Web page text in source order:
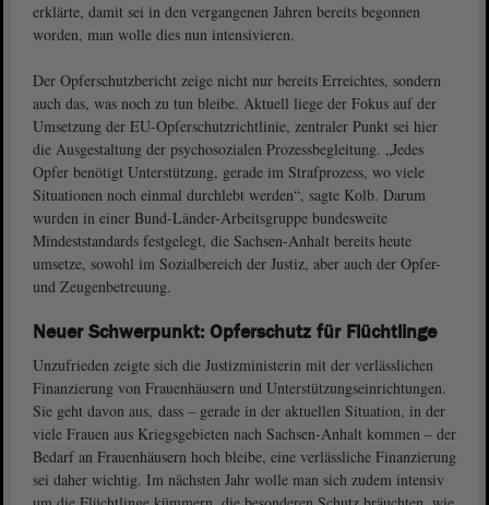
erklärte, damit sei in den vergangenen Jahren bereits begonnen
worden, man wolle dies nun intensivieren.
Der Opferschutzbericht zeige nicht nur bereits Erreichtes, sondern
auch das, was noch zu tun bleibe. Aktuell liege der Fokus auf der
Umsetzung der EU-Opferschutzrichtlinie, zentraler Punkt sei hier
die Ausgestaltung der psychosozialen Prozessbegleitung. „Jedes
Opfer benötigt Unterstützung, gerade im Strafprozess, wo viele
Situationen noch einmal durchlebt werden“, sagte Kolb. Darum
wurden in einer Bund-Länder-Arbeitsgruppe bundesweite
Mindeststandards festgelegt, die Sachsen-Anhalt bereits heute
umsetze, sowohl im Sozialbereich der Justiz, aber auch der Opfer-
und Zeugenbetreuung.
Neuer Schwerpunkt: Opferschutz für Flüchtlinge
Unzufrieden zeigte sich die Justizministerin mit der verlässlichen
Finanzierung von Frauenhäusern und Unterstützungseinrichtungen.
Sie geht davon aus, dass – gerade in der aktuellen Situation, in der
viele Frauen aus Kriegsgebieten nach Sachsen-Anhalt kommen – der
Bedarf an Frauenhäusern hoch bleibe, eine verlässliche Finanzierung
sei daher wichtig. Im nächsten Jahr wolle man sich zudem intensiv